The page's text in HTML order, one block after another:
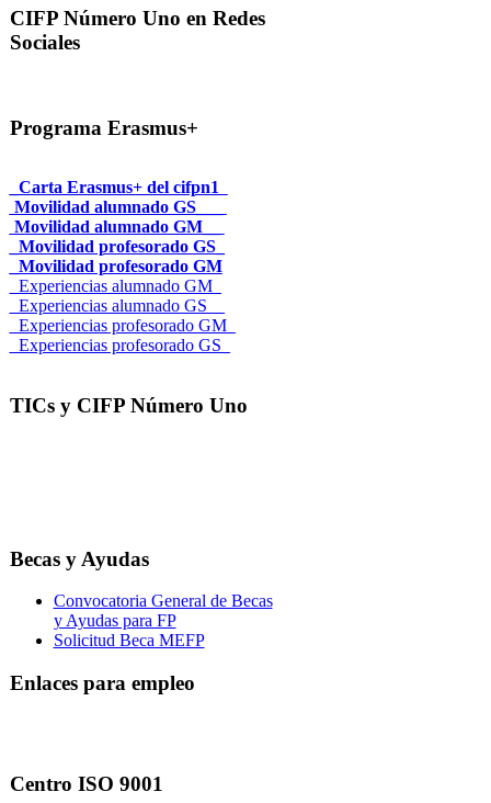
CIFP Número Uno en Redes
Sociales
Programa Erasmus+
_Carta Erasmus+ del cifpn1
Movilidad alumnado GS___
Movilidad alumnado GM__
_Movilidad profesorado GS_
_Movilidad profesorado GM
_Experiencias alumnado GM_
_Experiencias alumnado GS__
_Experiencias profesorado GM_
_Experiencias profesorado GS_
TICs y CIFP Número Uno
Becas y Ayudas
Convocatoria General de Becas
y Ayudas para FP
Solicitud Beca MEFP
Enlaces para empleo
Centro ISO 9001